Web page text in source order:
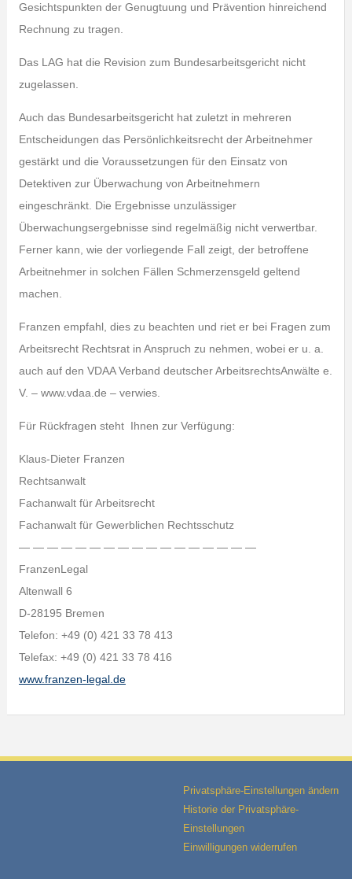
Gesichtspunkten der Genugtuung und Prävention hinreichend
Rechnung zu tragen.
Das LAG hat die Revision zum Bundesarbeitsgericht nicht
zugelassen.
Auch das Bundesarbeitsgericht hat zuletzt in mehreren
Entscheidungen das Persönlichkeitsrecht der Arbeitnehmer
gestärkt und die Voraussetzungen für den Einsatz von
Detektiven zur Überwachung von Arbeitnehmern
eingeschränkt. Die Ergebnisse unzulässiger
Überwachungsergebnisse sind regelmäßig nicht verwertbar.
Ferner kann, wie der vorliegende Fall zeigt, der betroffene
Arbeitnehmer in solchen Fällen Schmerzensgeld geltend
machen.
Franzen empfahl, dies zu beachten und riet er bei Fragen zum
Arbeitsrecht Rechtsrat in Anspruch zu nehmen, wobei er u. a.
auch auf den VDAA Verband deutscher ArbeitsrechtsAnwälte e.
V. – www.vdaa.de – verwies.
Für Rückfragen steht Ihnen zur Verfügung:
Klaus-Dieter Franzen
Rechtsanwalt
Fachanwalt für Arbeitsrecht
Fachanwalt für Gewerblichen Rechtsschutz
— — — — — — — — — — — — — — — — —
FranzenLegal
Altenwall 6
D-28195 Bremen
Telefon: +49 (0) 421 33 78 413
Telefax: +49 (0) 421 33 78 416
www.franzen-legal.de
Privatsphäre-Einstellungen ändern
Historie der Privatsphäre-
Einstellungen
Einwilligungen widerrufen